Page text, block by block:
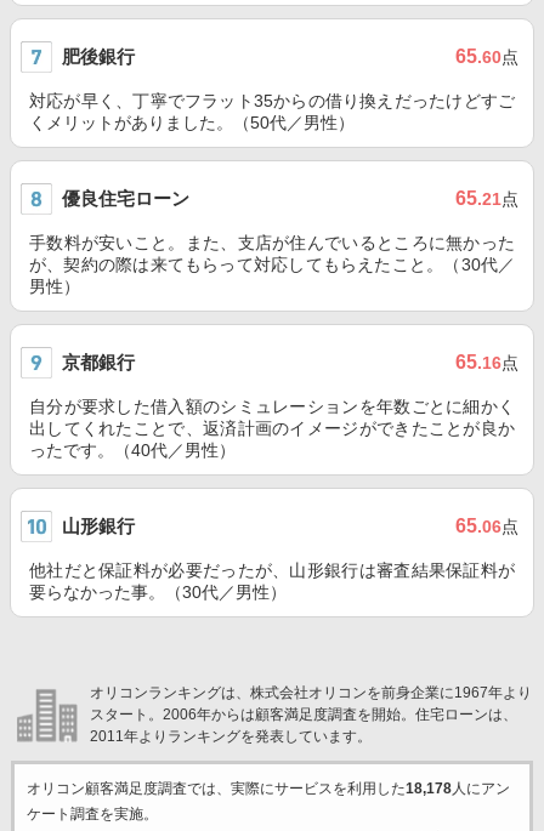
肥後銀行 65.60点
対応が早く、丁寧でフラット35からの借り換えだったけどすご
くメリットがありました。（50代／男性）
優良住宅ローン 65.21点
手数料が安いこと。また、支店が住んでいるところに無かった
が、契約の際は来てもらって対応してもらえたこと。（30代／
男性）
京都銀行 65.16点
自分が要求した借入額のシミュレーションを年数ごとに細かく
出してくれたことで、返済計画のイメージができたことが良か
ったです。（40代／男性）
山形銀行 65.06点
他社だと保証料が必要だったが、山形銀行は審査結果保証料が
要らなかった事。（30代／男性）
オリコンランキングは、株式会社オリコンを前身企業に1967年より
スタート。2006年からは顧客満足度調査を開始。住宅ローンは、
2011年よりランキングを発表しています。
オリコン顧客満足度調査では、実際にサービスを利用した18,178人にアン
ケート調査を実施。